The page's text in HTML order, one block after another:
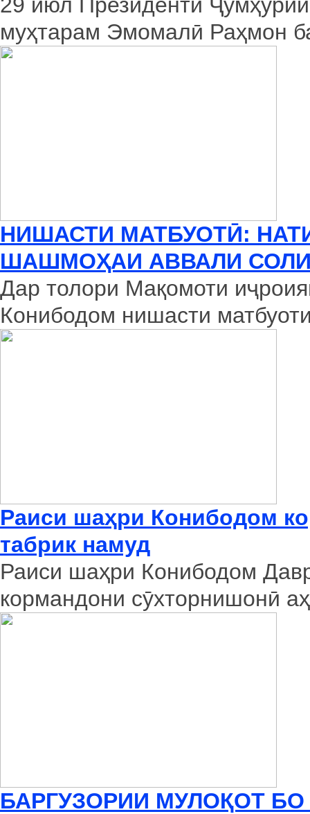
муҳтарам Эмомалӣ Раҳмон
НИШАСТИ МАТБУОТӢ:
ШАШМОҲАИ АВВАЛИ СОЛИ
Дар толори Мақомоти
Конибодом нишасти
Раиси шаҳри Конибодом
табрик намуд
Раиси шаҳри Конибодом
кормандони сӯхторнишонӣ
БАРГУЗОРИИ МУЛОҚОТ